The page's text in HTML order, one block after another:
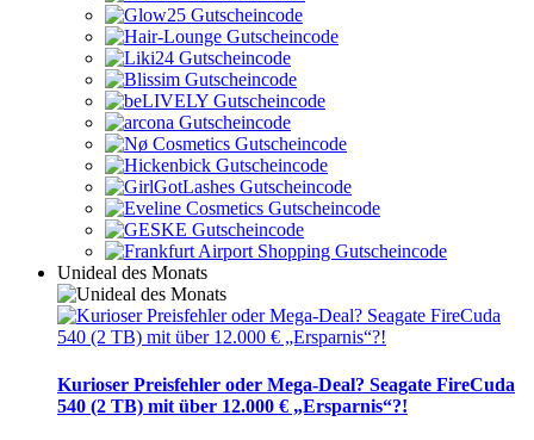
Unideal des Monats
Kurioser Preisfehler oder Mega-Deal? Seagate FireCuda
540 (2 TB) mit über 12.000 € „Ersparnis“?!